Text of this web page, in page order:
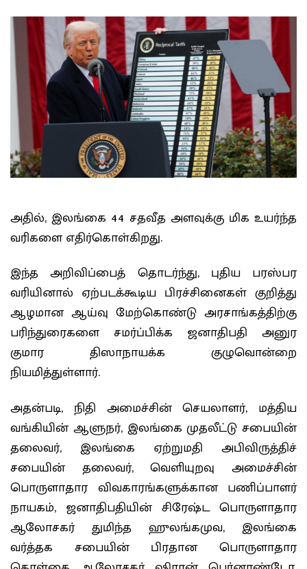
அதில், இலங்கை 44 சதவீத அளவுக்கு மிக உயர்ந்த
வரிகளை எதிர்கொள்கிறது.
இந்த அறிவிப்பைத் தொடர்ந்து, புதிய பரஸ்பர
வரியினால் ஏற்படக்கூடிய பிரச்சினைகள் குறித்து
ஆழமான ஆய்வு மேற்கொண்டு அரசாங்கத்திற்கு
பரிந்துரைகளை சமர்ப்பிக்க ஜனாதிபதி அனுர
குமார திஸாநாயக்க குழுவொன்றை
நியமித்துள்ளார்.
அதன்படி, நிதி அமைச்சின் செயலாளர், மத்திய
வங்கியின் ஆளுநர், இலங்கை முதலீட்டு சபையின்
தலைவர், இலங்கை ஏற்றுமதி அபிவிருத்திச்
சபையின் தலைவர், வெளியுறவு அமைச்சின்
பொருளாதார விவகாரங்களுக்கான பணிப்பாளர்
நாயகம், ஜனாதிபதியின் சிரேஷ்ட பொருளாதார
ஆலோசகர் துமிந்த ஹுலங்கமுவ, இலங்கை
வர்த்தக சபையின் பிரதான பொருளாதார